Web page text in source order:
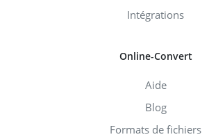
Intégrations
Online-Convert
Aide
Blog
Formats de fichiers